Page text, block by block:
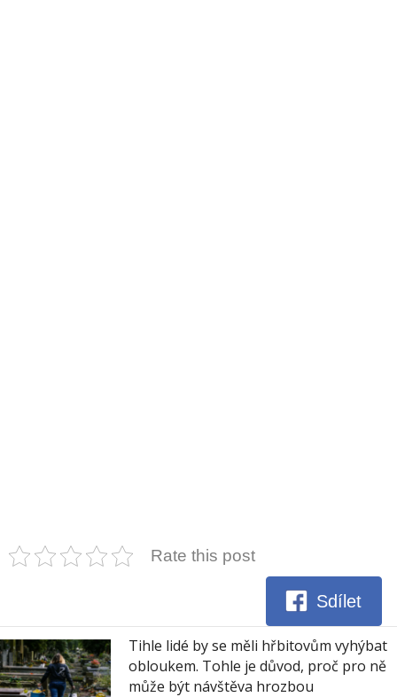
Rate this post
Sdílet
Tihle lidé by se měli hřbitovům vyhýbat
obloukem. Tohle je důvod, proč pro ně
může být návštěva hrozbou